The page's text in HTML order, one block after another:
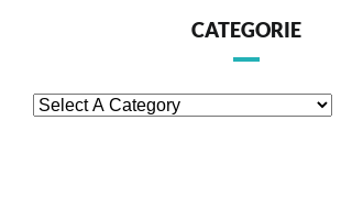
CATEGORIE